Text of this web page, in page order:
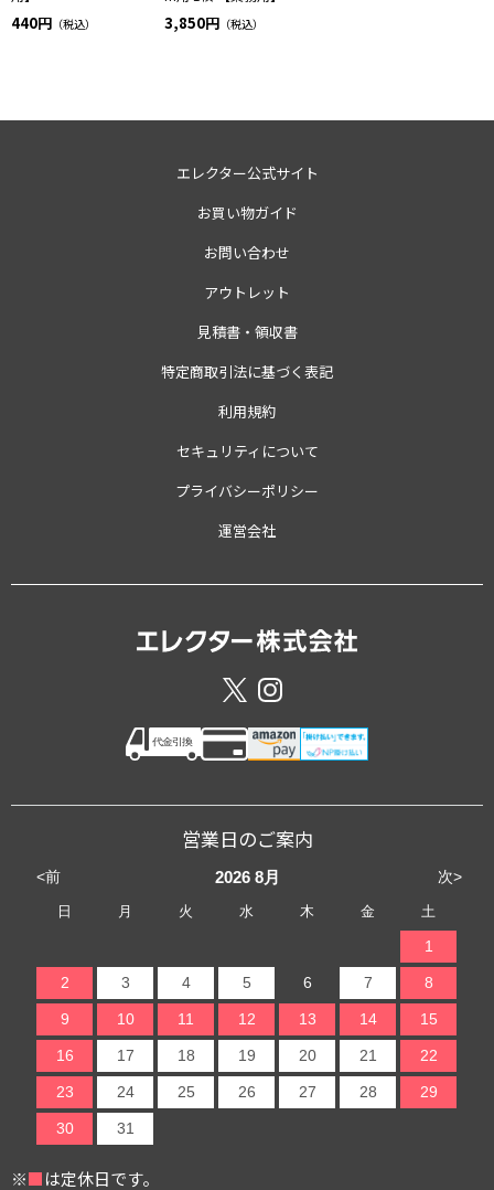
440円 （税込） 3,850円 （税込）
エレクター公式サイト
お買い物ガイド
お問い合わせ
アウトレット
見積書・領収書
特定商取引法に基づく表記
利用規約
セキュリティについて
プライバシーポリシー
運営会社
営業日のご案内
<前 次>
2026 8月
日 月 火 水 木 金 土
1
2 3 4 5 6 7 8
9 10 11 12 13 14 15
16 17 18 19 20 21 22
23 24 25 26 27 28 29
30 31
※■は定休日です。